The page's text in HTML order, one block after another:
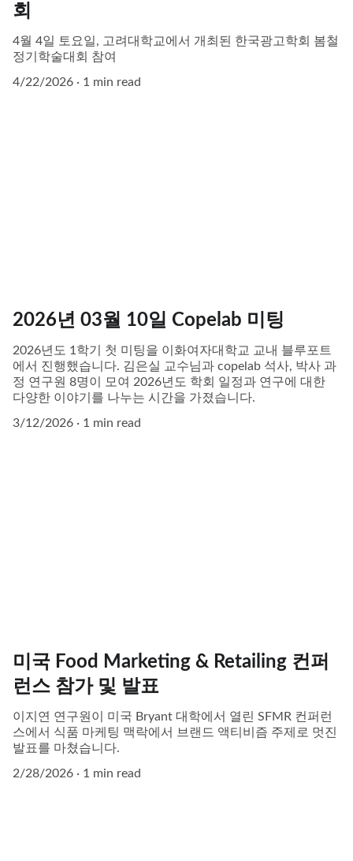
회
4월 4일 토요일, 고려대학교에서 개최된 한국광고학회 봄철
정기학술대회 참여
4/22/2026
1 min read
2026년 03월 10일 Copelab 미팅
2026년도 1학기 첫 미팅을 이화여자대학교 교내 블루포트
에서 진행했습니다. 김은실 교수님과 copelab 석사, 박사 과
정 연구원 8명이 모여 2026년도 학회 일정과 연구에 대한
다양한 이야기를 나누는 시간을 가졌습니다.
3/12/2026
1 min read
미국 Food Marketing & Retailing 컨퍼
런스 참가 및 발표
이지연 연구원이 미국 Bryant 대학에서 열린 SFMR 컨퍼런
스에서 식품 마케팅 맥락에서 브랜드 액티비즘 주제로 멋진
발표를 마쳤습니다.
2/28/2026
1 min read